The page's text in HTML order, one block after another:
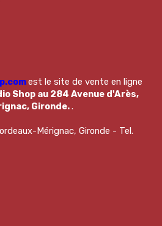
est le site de vente en ligne
Shop au 284 Avenue d'Arès,
Gironde..
Mérignac, Gironde - Tel.